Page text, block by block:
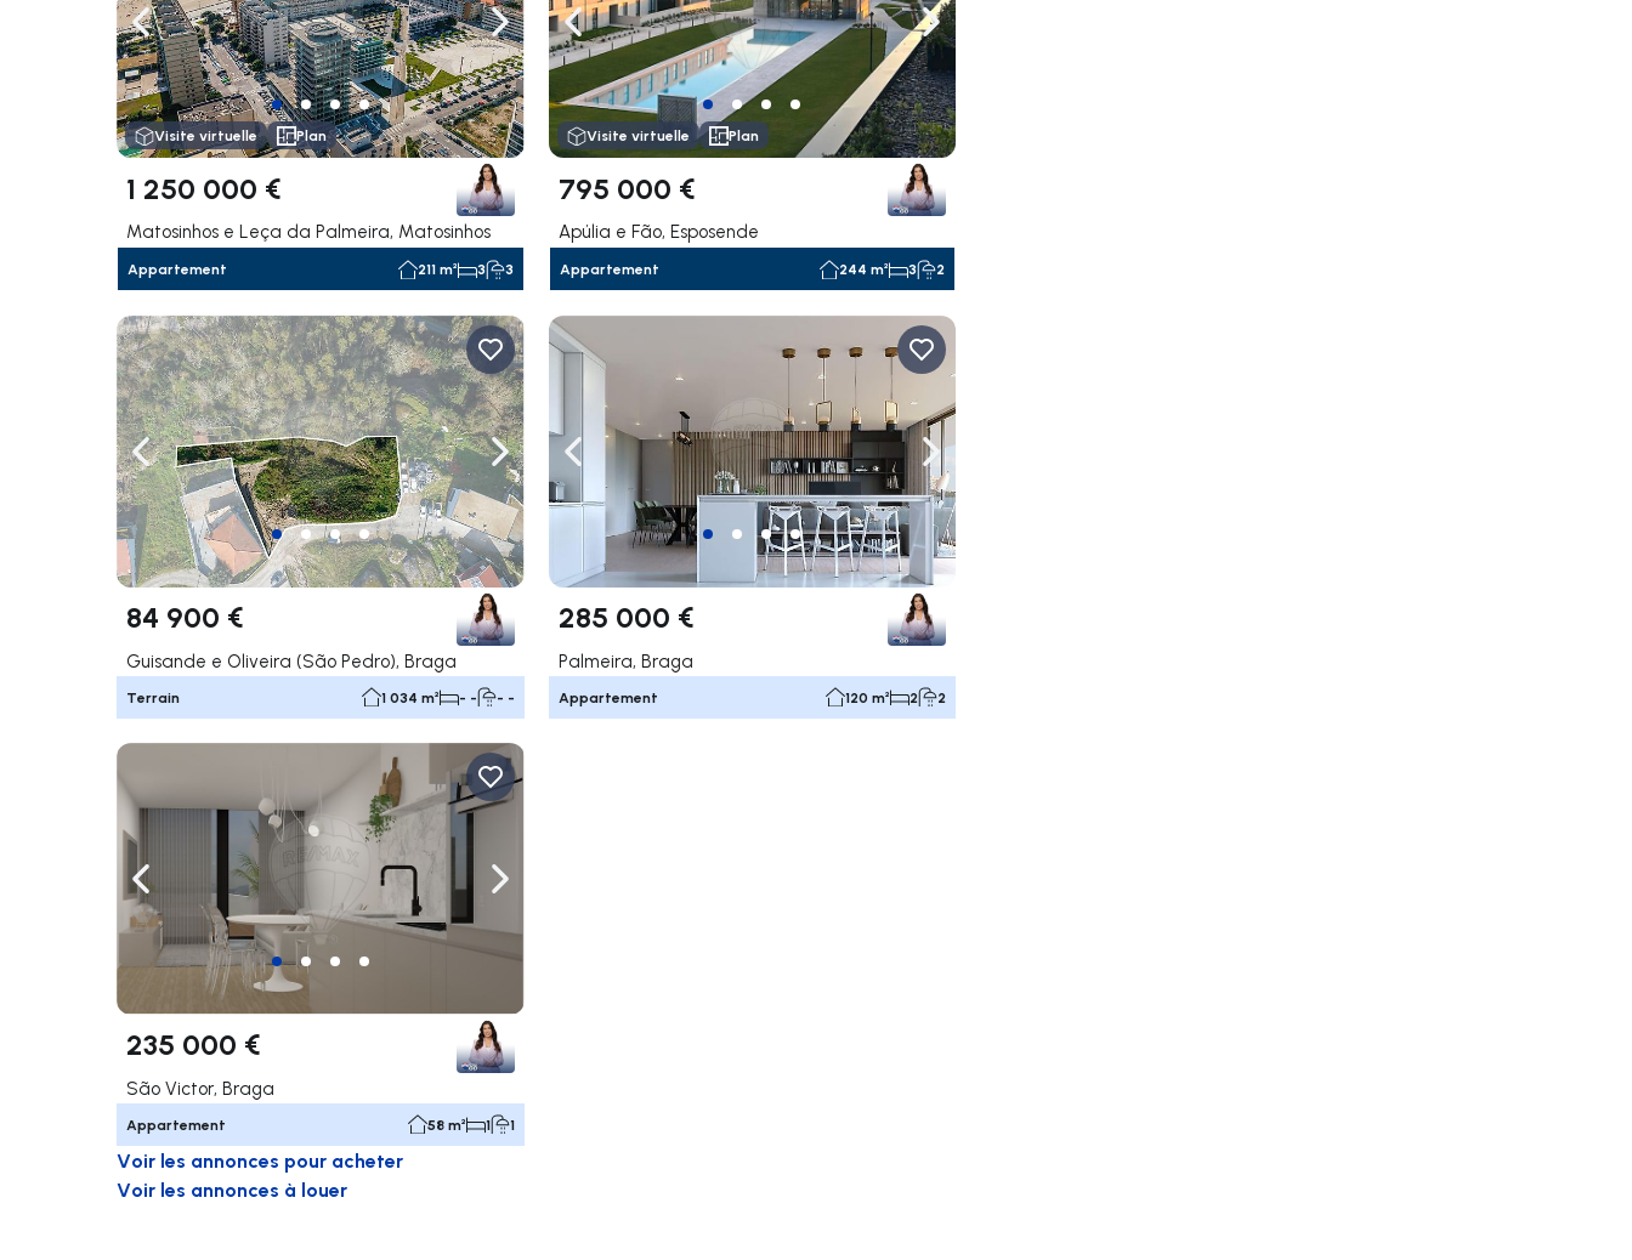
Naviguer vers la gauche Naviguer vers la droite
Visite virtuelle Plan
1 250 000 €
Matosinhos e Leça da Palmeira, Matosinhos
Appartement 211 m² 3 3
Naviguer vers la gauche Naviguer vers la droite
Visite virtuelle Plan
795 000 €
Apúlia e Fão, Esposende
Appartement 244 m² 3 2
Naviguer vers la gauche Naviguer vers la droite
84 900 €
Guisande e Oliveira (São Pedro), Braga
Terrain 1 034 m² - - - -
Naviguer vers la gauche Naviguer vers la droite
285 000 €
Palmeira, Braga
Appartement 120 m² 2 2
Naviguer vers la gauche Naviguer vers la droite
235 000 €
São Victor, Braga
Appartement 58 m² 1 1
Voir les annonces pour acheter
Voir les annonces à louer